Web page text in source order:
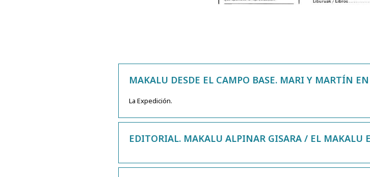
MAKALU DESDE EL CAMPO BASE. MARI Y MARTÍN
La Expedición.
EDITORIAL. MAKALU ALPINAR GISARA / EL MAKALU